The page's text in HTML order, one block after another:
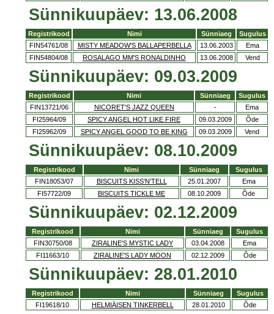
Sünnikuupäev: 13.06.2008
Registrikood Nimi Sünniaeg
Sugulus
FIN54761/08
MISTY MEADOW'S BALLAPERBELLA 13.06.2003
Ema
FIN54804/08
ROSALAGO MM'S RONALDINHO 13.06.2008 Vend
Sünnikuupäev: 09.03.2009
Registrikood Nimi Sünniaeg
Sugulus
FIN13721/06
NICORET'S JAZZ QUEEN -
Ema
FI25964/09
SPICY ANGEL HOT LIKE FIRE 09.03.2009
Õde
FI25962/09
SPICY ANGEL GOOD TO BE KING 09.03.2009 Vend
Sünnikuupäev: 08.10.2009
Registrikood Nimi Sünniaeg
Sugulus
FIN18053/07
BISCUITS KISS'N'TELL 25.01.2007
Ema
FI57722/09
BISCUITS TICKLE ME 08.10.2009 Õde
Sünnikuupäev: 02.12.2009
Registrikood Nimi Sünniaeg
Sugulus
FIN30750/08
ZIRALINE'S MYSTIC LADY 03.04.2008
Ema
FI11663/10
ZIRALINE'S LADY MOON 02.12.2009 Õde
Sünnikuupäev: 28.01.2010
Registrikood Nimi Sünniaeg
Sugulus
FI19618/10
HELMIÄISEN TINKERBELL 28.01.2010 Õde